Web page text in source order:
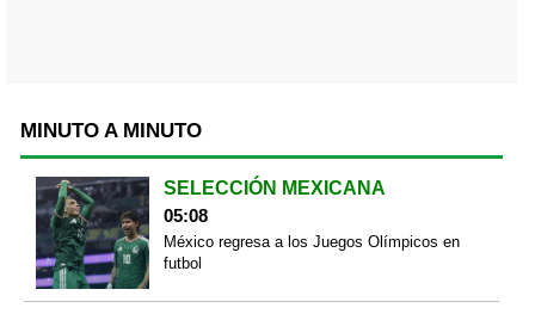
MINUTO A MINUTO
SELECCIÓN MEXICANA
05:08
México regresa a los Juegos Olímpicos en
futbol